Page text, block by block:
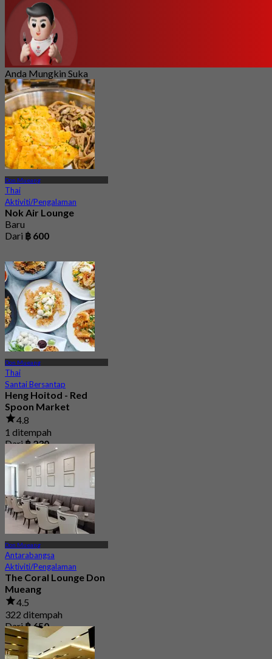
Anda Mungkin Suka
Don Mueang
Thai
Aktiviti/Pengalaman
Nok Air Lounge
Baru
Dari ฿ 600
Don Mueang
Thai
Santai Bersantap
Heng Hoitod - Red
Spoon Market
4.8
1 ditempah
Dari฿ 230
Don Mueang
Antarabangsa
Aktiviti/Pengalaman
The Coral Lounge Don
Mueang
4.5
322 ditempah
Dari฿ 650